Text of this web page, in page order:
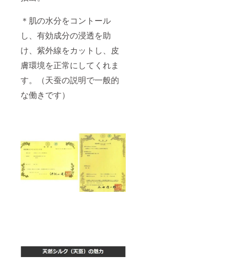
＊肌の水分をコントール
し、有効成分の浸透を助
け、紫外線をカットし、皮
膚環境を正常にしてくれま
す。（天蚕の説明で一般的
な働きです）